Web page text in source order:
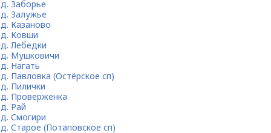
д. Заборье
д. Залужье
д. Казаново
д. Ковши
д. Лебедки
д. Мушковичи
д. Нагать
д. Павловка (Остёрское сп)
д. Пилички
д. Проверженка
д. Рай
д. Смогири
д. Старое (Потаповское сп)